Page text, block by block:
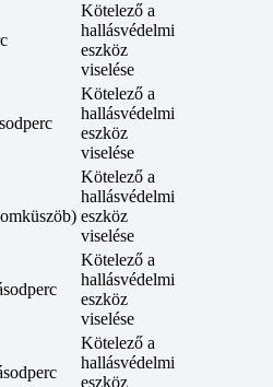
Kötelező a
hallásvédelmi
eszköz
viselése
Kötelező a
hallásvédelmi
eszköz
viselése
Kötelező a
hallásvédelmi
eszköz
viselése
Kötelező a
hallásvédelmi
eszköz
viselése
Kötelező a
hallásvédelmi
eszköz